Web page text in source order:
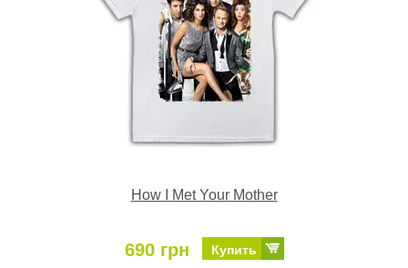
How I Met Your Mother
690 грн Купить